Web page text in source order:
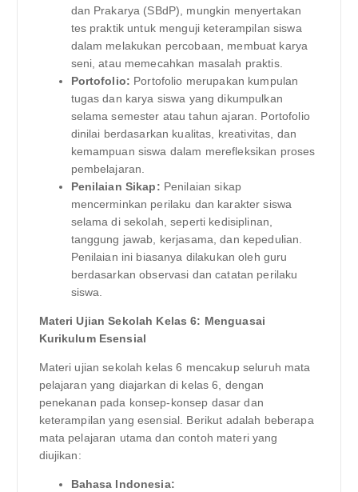
dan Prakarya (SBdP), mungkin menyertakan
tes praktik untuk menguji keterampilan siswa
dalam melakukan percobaan, membuat karya
seni, atau memecahkan masalah praktis.
Portofolio: Portofolio merupakan kumpulan
tugas dan karya siswa yang dikumpulkan
selama semester atau tahun ajaran. Portofolio
dinilai berdasarkan kualitas, kreativitas, dan
kemampuan siswa dalam merefleksikan proses
pembelajaran.
Penilaian Sikap: Penilaian sikap
mencerminkan perilaku dan karakter siswa
selama di sekolah, seperti kedisiplinan,
tanggung jawab, kerjasama, dan kepedulian.
Penilaian ini biasanya dilakukan oleh guru
berdasarkan observasi dan catatan perilaku
siswa.
Materi Ujian Sekolah Kelas 6: Menguasai
Kurikulum Esensial
Materi ujian sekolah kelas 6 mencakup seluruh mata
pelajaran yang diajarkan di kelas 6, dengan
penekanan pada konsep-konsep dasar dan
keterampilan yang esensial. Berikut adalah beberapa
mata pelajaran utama dan contoh materi yang
diujikan:
Bahasa Indonesia: